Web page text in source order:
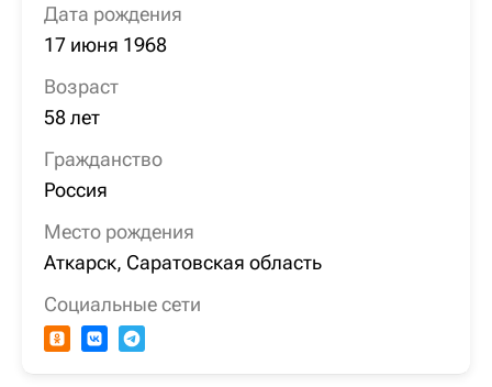
Дата рождения
17 июня 1968
Возраст
58 лет
Гражданство
Россия
Место рождения
Аткарск, Саратовская область
Социальные сети